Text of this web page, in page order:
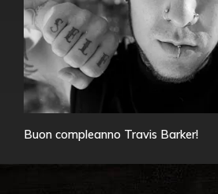
Buon compleanno Travis Barker!